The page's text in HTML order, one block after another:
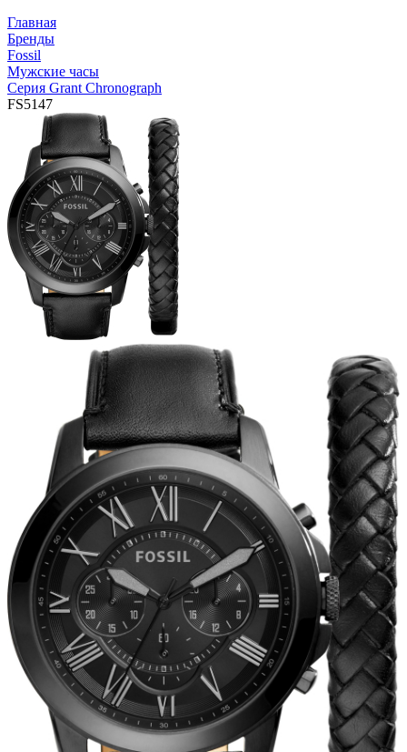
Главная
Бренды
Fossil
Мужские часы
Серия Grant Chronograph
FS5147